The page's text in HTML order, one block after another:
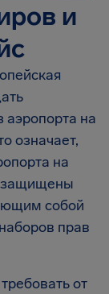
и
аэропорта на
означает,
на
защищены
собой
прав
от